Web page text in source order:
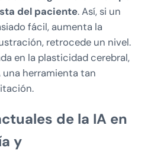
del paciente. Así, si un
fácil, aumenta la
retrocede un nivel.
en la plasticidad cerebral,
una herramienta tan
de la IA en
y